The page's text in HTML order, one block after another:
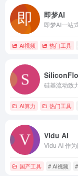
即梦AI
AI视频 热门工具
AI算力 热门工具
Vidu AI
国产工具 # AI视频